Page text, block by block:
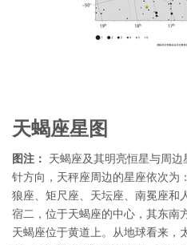
天蝎座星图
图注： 天蝎座及其明亮恒星与周
针方向，天秤座周边的星座依次为
狼座、矩尺座、天坛座、南冕座和
宿二，位于天蝎座的中心，其东南
天蝎座位于黄道上。从地球看来，